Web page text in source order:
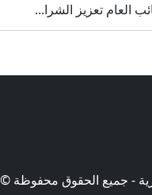
العام تعزيز الشرا...
- جميع الحقوق محفوظة © 2026